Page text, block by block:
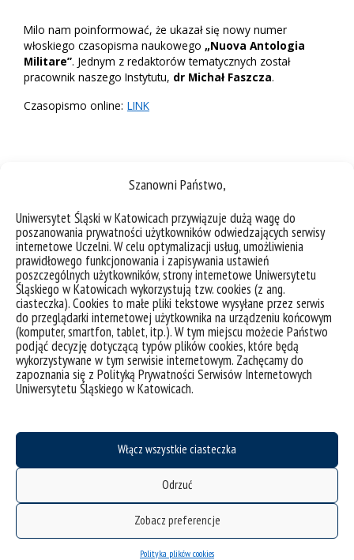
Szanowni Państwo,
Uniwersytet Śląski w Katowicach przywiązuje dużą wagę do
poszanowania prywatności użytkowników odwiedzających serwisy
internetowe Uczelni. W celu optymalizacji usług, umożliwienia
prawidłowego funkcjonowania i zapisywania ustawień
poszczególnych użytkowników, strony internetowe Uniwersytetu
Śląskiego w Katowicach wykorzystują tzw. cookies (z ang.
ciasteczka). Cookies to małe pliki tekstowe wysyłane przez serwis
do przeglądarki internetowej użytkownika na urządzeniu końcowym
(komputer, smartfon, tablet, itp.). W tym miejscu możecie Państwo
podjąć decyzję dotyczącą typów plików cookies, które będą
wykorzystywane w tym serwisie internetowym. Zachęcamy do
zapoznania się z Polityką Prywatności Serwisów Internetowych
Uniwersytetu Śląskiego w Katowicach.
Włącz wszystkie ciasteczka
Odrzuć
Zobacz preferencje
Polityka plików cookies
Milo nam poinformować, że ukazał się nowy numer
włoskiego czasopisma naukowego „Nuova Antologia
Militare”. Jednym z redaktorów tematycznych został
pracownik naszego Instytutu, dr Michał Faszcza.
Czasopismo online: LINK
deklaracja dostępności
mapa strony
ul. Bankowa 11
fax.: 32 359 21 28